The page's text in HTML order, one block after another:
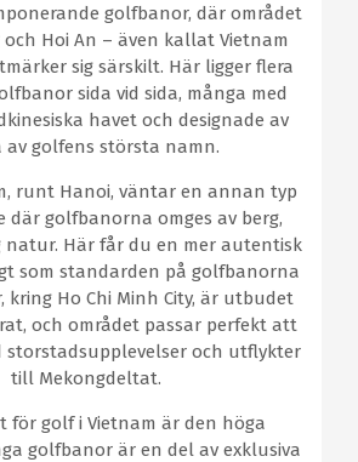
golfbanor, där området
Hoi An – även kallat Vietnam
sig särskilt. Här ligger flera
sida vid sida, många med
havet och designade av
av golfens största namn.
runt Hanoi, väntar en annan typ
där golfbanorna omges av berg,
natur. Här får du en mer autentisk
som standarden på golfbanorna
kring Ho Chi Minh City, är utbudet
och området passar perfekt att
storstadsupplevelser och utflykter
till Mekongdeltat.
för golf i Vietnam är den höga
golfbanor är en del av exklusiva